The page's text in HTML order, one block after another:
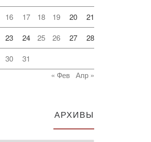
16 17 18 19 20 21
23 24 25 26 27 28
30
31
« Фев Апр »
АРХИВЫ